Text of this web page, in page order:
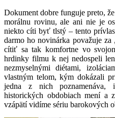
Dokument dobre funguje preto,
morálnu rovinu, ale ani nie je
niekto cíti byť tlstý – tento
darmo ho novinárka považuje
cítiť sa tak komfortne vo
hrdinky filmu k nej nedospeli
nezmyselnými diétami,
vlastným telom, kým dokázali
jedna z nich poznamenáva,
historických obdobiach mení a
vzápätí vidíme sériu barokových